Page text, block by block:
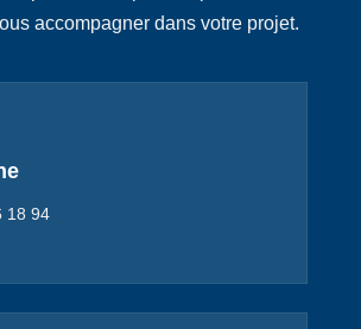
accompagner dans votre projet.
18 94